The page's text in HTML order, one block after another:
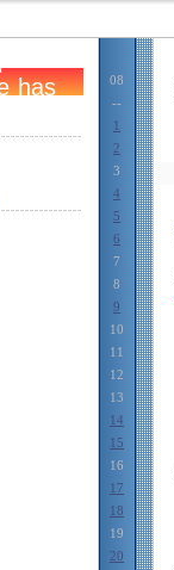
08
--
1
2
3
4
5
6
7
8
9
10
11
12
13
14
15
16
17
18
19
20